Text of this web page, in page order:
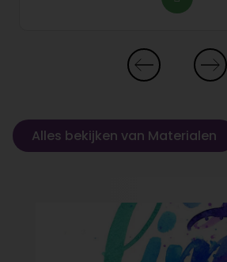
Alles bekijken van Materialen